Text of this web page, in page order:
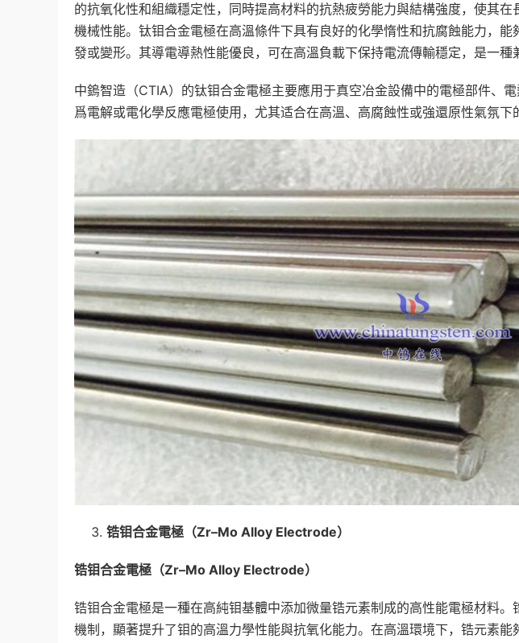
的抗氧化性和組織穩定性，同時提高材料的抗熱疲勞能力與結構強度，使其
機械性能。钛钼合金電極在高溫條件下具有良好的化學惰性和抗腐蝕能力，
發或變形。其導電導熱性能優良，可在高溫負載下保持電流傳輸穩定，是一種
中鎢智造（CTIA）的钛钼合金電極主要應用于真空冶金設備中的電極部件、
爲電解或電化學反應電極使用，尤其适合在高溫、高腐蝕性或強還原性氣氛下
锆钼合金電極（Zr–Mo Alloy Electrode）
锆钼合金電極（Zr–Mo Alloy Electrode）
锆钼合金電極是一種在高純钼基體中添加微量锆元素制成的高性能電極材料
機制，顯著提升了钼的高溫力學性能與抗氧化能力。在高溫環境下，锆元素能